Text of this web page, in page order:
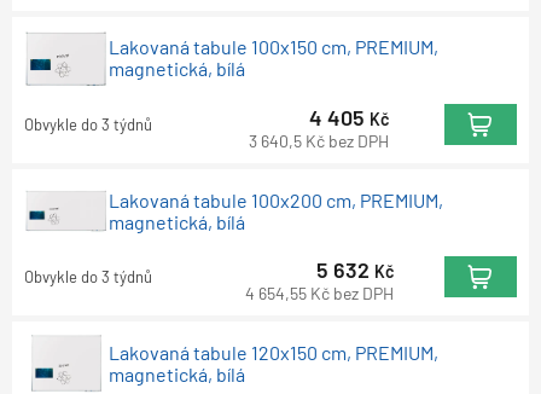
Lakovaná tabule 100x150 cm, PREMIUM,
magnetická, bílá
Obvykle do 3 týdnů 4 405 Kč
3 640,5 Kč bez DPH
Lakovaná tabule 100x200 cm, PREMIUM,
magnetická, bílá
Obvykle do 3 týdnů 5 632 Kč
4 654,55 Kč bez DPH
Lakovaná tabule 120x150 cm, PREMIUM,
magnetická, bílá